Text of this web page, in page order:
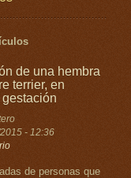
de una hembra
terrier, en
- 12:36
de personas que